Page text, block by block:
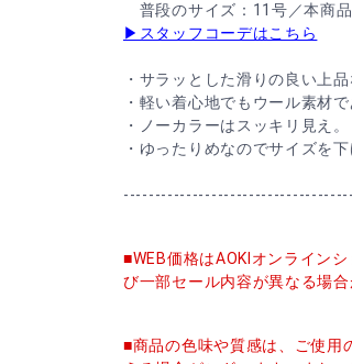
普段のサイズ：11号／本商
▶スタッフコーデはこちら
・サラッとした滑りの良い上品
・軽い着心地でもウール素材
・ノーカラーはスッキリ見え。
・ゆったりめなのでサイズを
■WEB価格はAOKIオンライン
び一部セール内容が異なる場合
■商品の色味や質感は、ご使用